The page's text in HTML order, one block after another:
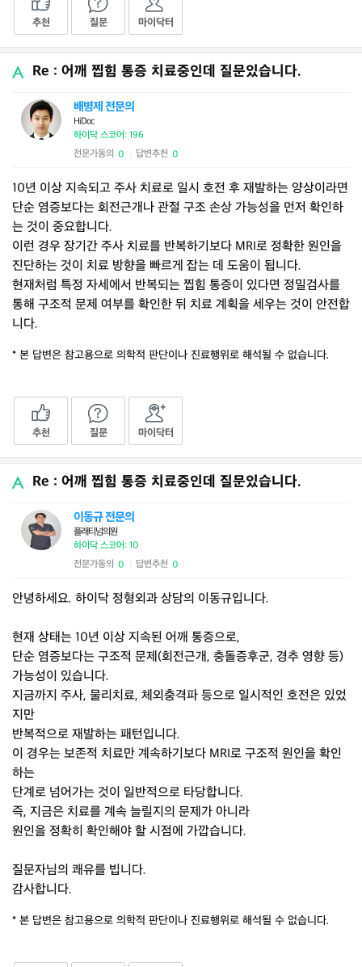
추천 질문 마이닥터
Re : 어깨 찝힘 통증 치료중인데 질문있습니다.
배병제 전문의
HiDoc
하이닥 스코어: 196
전문가동의 0 답변추천 0
10년 이상 지속되고 주사 치료로 일시 호전 후 재발하는 양상이라면
단순 염증보다는 회전근개나 관절 구조 손상 가능성을 먼저 확인하
는 것이 중요합니다.
이런 경우 장기간 주사 치료를 반복하기보다 MRI로 정확한 원인을
진단하는 것이 치료 방향을 빠르게 잡는 데 도움이 됩니다.
현재처럼 특정 자세에서 반복되는 찝힘 통증이 있다면 정밀검사를
통해 구조적 문제 여부를 확인한 뒤 치료 계획을 세우는 것이 안전합
니다.
* 본 답변은 참고용으로 의학적 판단이나 진료행위로 해석될 수 없습니다.
추천 질문 마이닥터
Re : 어깨 찝힘 통증 치료중인데 질문있습니다.
이동규 전문의
플래티넘의원
하이닥 스코어: 10
전문가동의 0 답변추천 0
안녕하세요. 하이닥 정형외과 상담의 이동규입니다.
현재 상태는 10년 이상 지속된 어깨 통증으로,
단순 염증보다는 구조적 문제(회전근개, 충돌증후군, 경추 영향 등)
가능성이 있습니다.
지금까지 주사, 물리치료, 체외충격파 등으로 일시적인 호전은 있었
지만
반복적으로 재발하는 패턴입니다.
이 경우는 보존적 치료만 계속하기보다 MRI로 구조적 원인을 확인
하는
단계로 넘어가는 것이 일반적으로 타당합니다.
즉, 지금은 치료를 계속 늘릴지의 문제가 아니라
원인을 정확히 확인해야 할 시점에 가깝습니다.
질문자님의 쾌유를 빕니다.
감사합니다.
* 본 답변은 참고용으로 의학적 판단이나 진료행위로 해석될 수 없습니다.